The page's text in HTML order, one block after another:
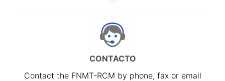
CONTACTO
Contact the FNMT-RCM by phone, fax or email